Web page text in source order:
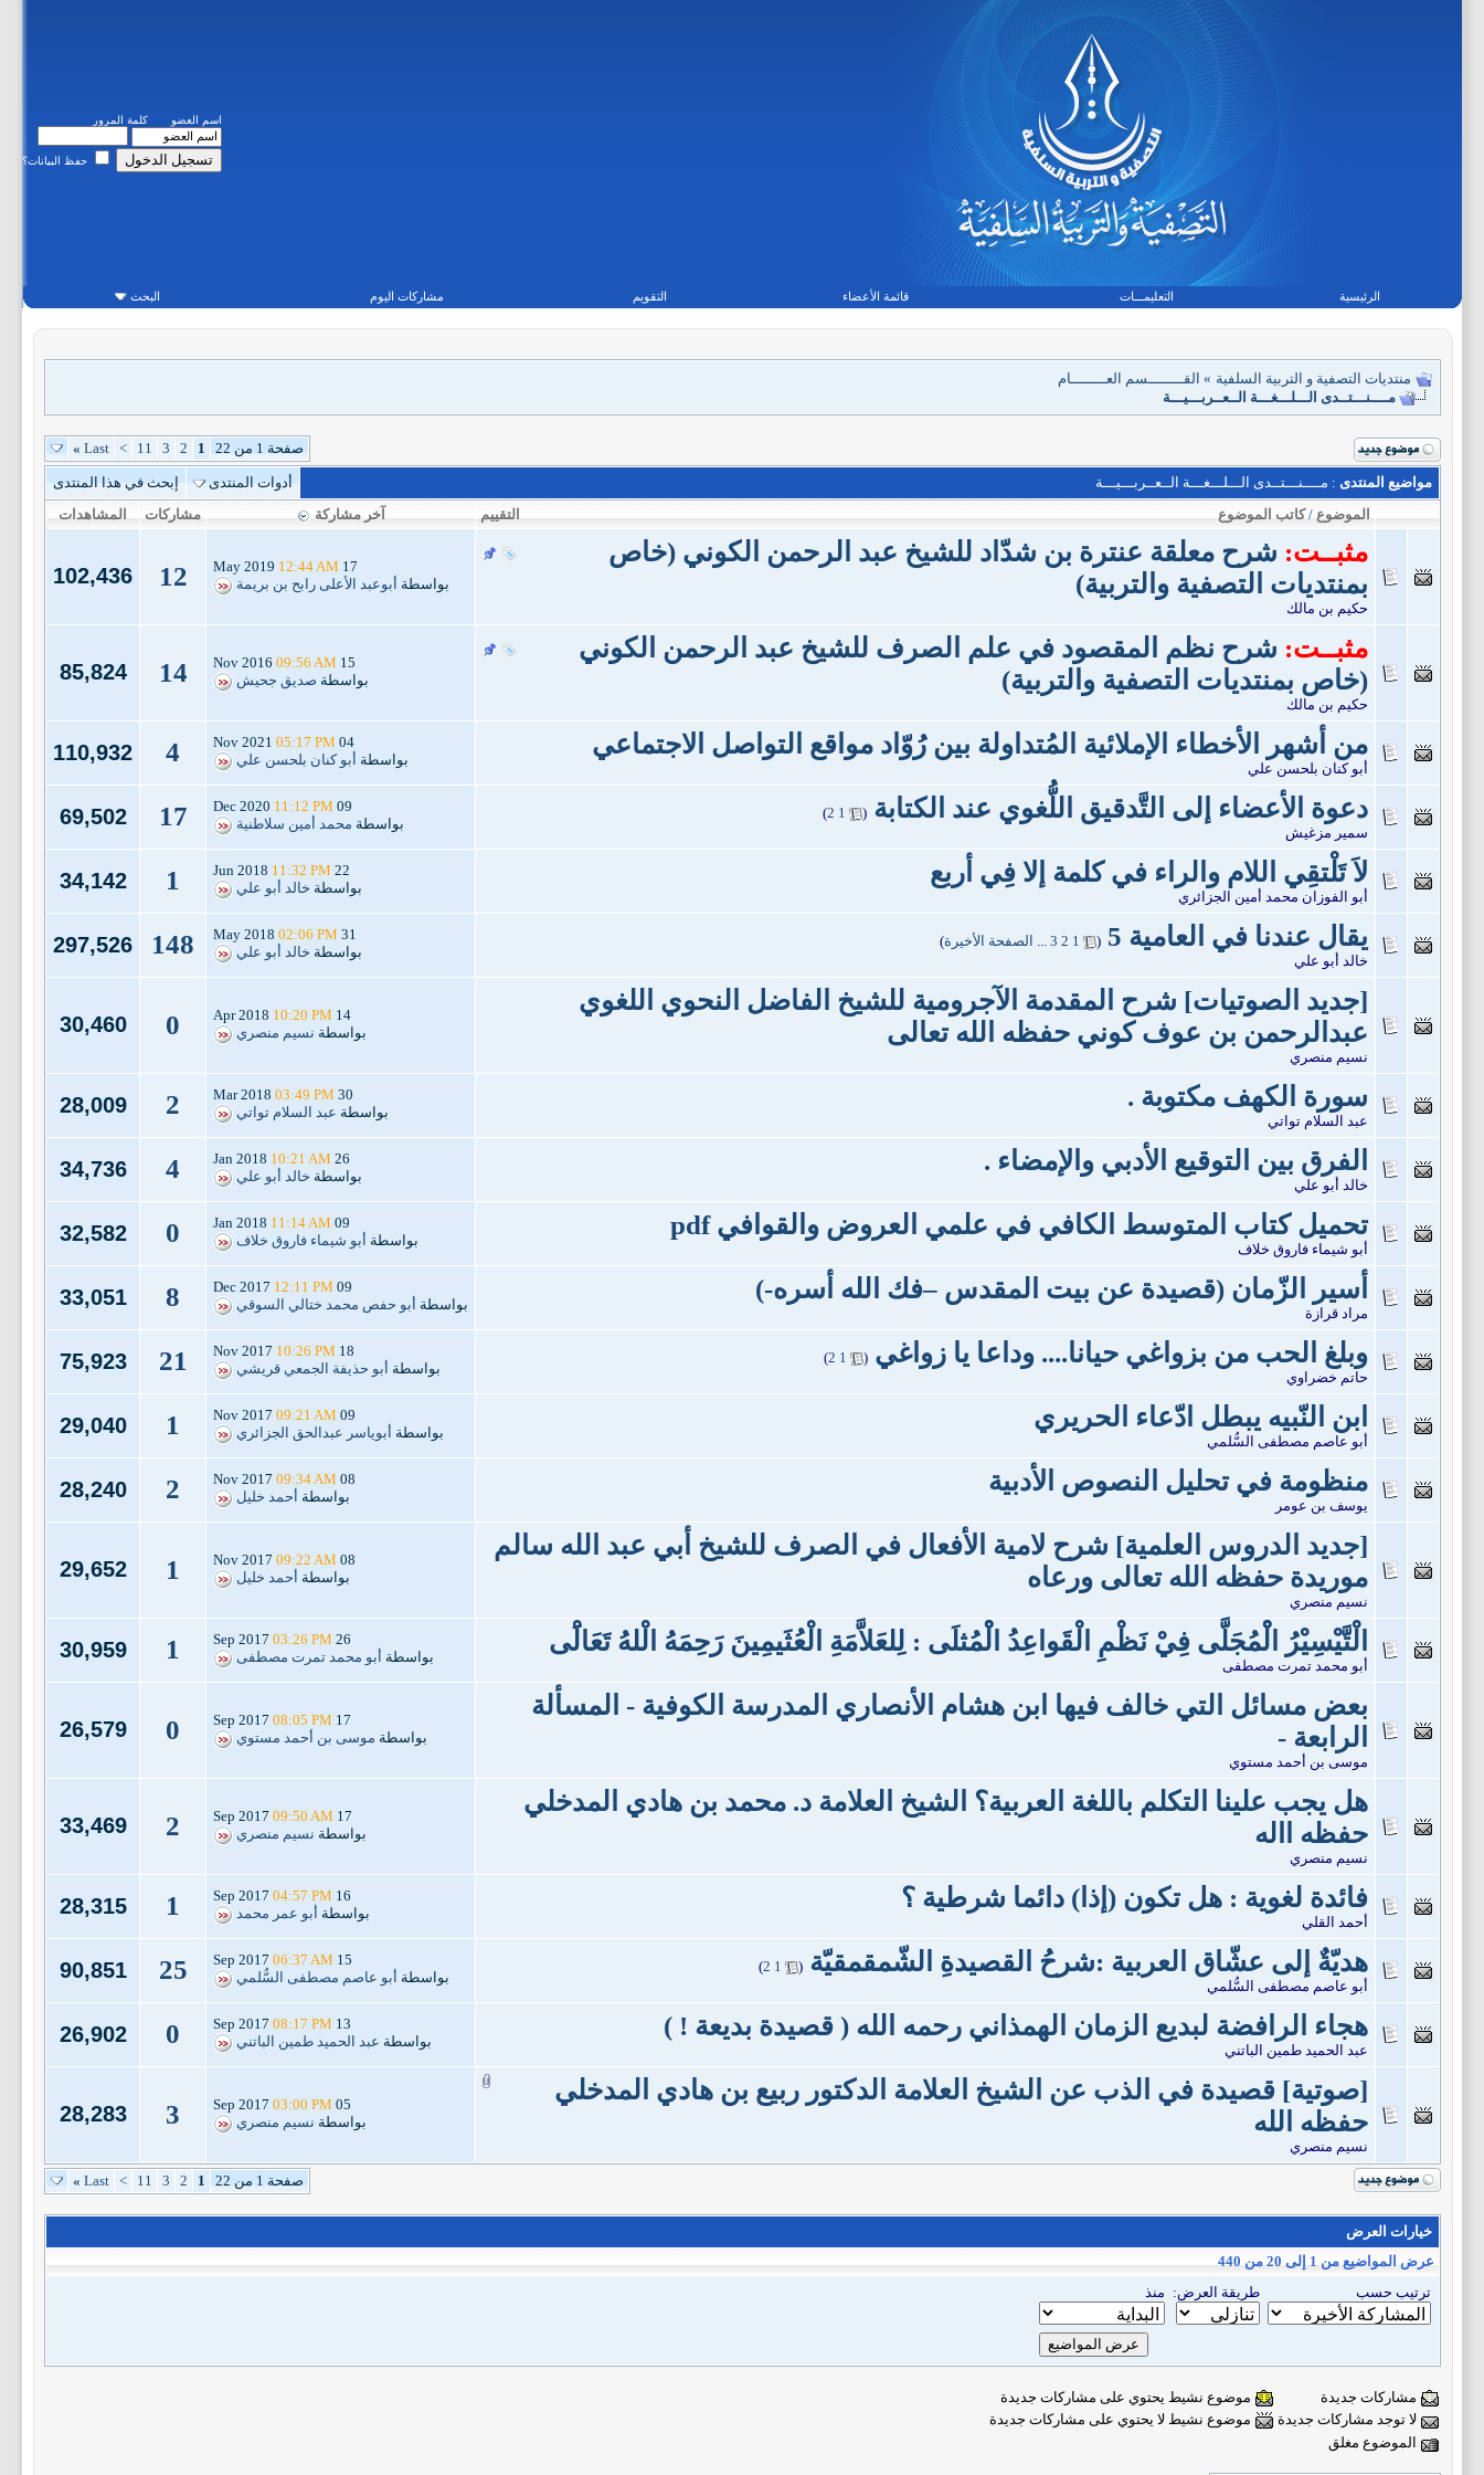
اسم العضو كلمة المرور
حفظ البيانات؟
الرئيسية التعليمـــات قائمة الأعضاء التقويم مشاركات اليوم البحث
منتديات التصفية و التربية السلفية » القــــــــسم العــــــــام
مــــنـــتــدى الـــلـــغـــة الــعــربـــيـــة
صفحة 1 من 22 1
2
3
11
>
Last
»
مواضيع المنتدى : مــــنـــتــدى الـــلـــغـــة الــعــربـــيـــة أدوات المنتدى
إبحث في هذا المنتدى
التقييم
الموضوع /كاتب الموضوع آخر مشاركة مشاركات المشاهدات
مثبــت: شرح معلقة عنترة بن شدّاد للشيخ عبد الرحمن الكوني (خاص
بمنتديات التصفية والتربية)
حكيم بن مالك
17 May 2019
12:44 AM
بواسطة أبوعبد الأعلى رابح بن بريمة 12
102,436
مثبــت: شرح نظم المقصود في علم الصرف للشيخ عبد الرحمن الكوني
(خاص بمنتديات التصفية والتربية)
حكيم بن مالك
15 Nov 2016
09:56 AM
بواسطة صديق جحيش 14
85,824
من أشهر الأخطاء الإملائية المُتداولة بين رُوّاد مواقع التواصل الاجتماعي
أبو كنان بلحسن علي
04 Nov 2021
05:17 PM
بواسطة أبو كنان بلحسن علي 4
110,932
دعوة الأعضاء إلى التَّدقيق اللُّغوي عند الكتابة (
1
2
)
سمير مزغيش
09 Dec 2020
11:12 PM
بواسطة محمد أمين سلاطنية 17
69,502
لاَ تَلْتقِي اللام والراء في كلمة إلا فِي أربع
أبو الفوزان محمد أمين الجزائري
22 Jun 2018
11:32 PM
بواسطة خالد أبو علي 1
34,142
يقال عندنا في العامية 5 (
1
2
3
... الصفحة الأخيرة)
خالد أبو علي
31 May 2018
02:06 PM
بواسطة خالد أبو علي 148
297,526
[جديد الصوتيات] شرح المقدمة الآجرومية للشيخ الفاضل النحوي اللغوي
عبدالرحمن بن عوف كوني حفظه الله تعالى
نسيم منصري
14 Apr 2018
10:20 PM
بواسطة نسيم منصري 0
30,460
سورة الكهف مكتوبة .
عبد السلام تواتي
30 Mar 2018
03:49 PM
بواسطة عبد السلام تواتي 2
28,009
الفرق بين التوقيع الأدبي والإمضاء .
خالد أبو علي
26 Jan 2018
10:21 AM
بواسطة خالد أبو علي 4
34,736
تحميل كتاب المتوسط الكافي في علمي العروض والقوافي pdf
أبو شيماء فاروق خلاف
09 Jan 2018
11:14 AM
بواسطة أبو شيماء فاروق خلاف 0
32,582
أسير الزّمان (قصيدة عن بيت المقدس –فك الله أسره-)
مراد قرازة
09 Dec 2017
12:11 PM
بواسطة أبو حفص محمد ختالي السوقي 8
33,051
وبلغ الحب من بزواغي حيانا.... وداعا يا زواغي (
1
2
)
حاتم خضراوي
18 Nov 2017
10:26 PM
بواسطة أبو حذيفة الجمعي قريشي 21
75,923
ابن النّبيه يبطل ادّعاء الحريري
أبو عاصم مصطفى السُّلمي
09 Nov 2017
09:21 AM
بواسطة أبوياسر عبدالحق الجزائري 1
29,040
منظومة في تحليل النصوص الأدبية
يوسف بن عومر
08 Nov 2017
09:34 AM
بواسطة أحمد خليل 2
28,240
[جديد الدروس العلمية] شرح لامية الأفعال في الصرف للشيخ أبي عبد الله سالم
موريدة حفظه الله تعالى ورعاه
نسيم منصري
08 Nov 2017
09:22 AM
بواسطة أحمد خليل 1
29,652
الْتَّيْسِيْرُ الْْمُجَلَّى فِيْ نَظْمِ الْقَواعِدُ الْْمُثلَى : لِلعَلاَّمَةِ الْعُثَيمِينَ رَحِمَهُ الْلهُ تَعَالَْى
أبو محمد تمرت مصطفى
26 Sep 2017
03:26 PM
بواسطة أبو محمد تمرت مصطفى 1
30,959
بعض مسائل التي خالف فيها ابن هشام الأنصاري المدرسة الكوفية - المسألة
الرابعة -
موسى بن أحمد مستوي
17 Sep 2017
08:05 PM
بواسطة موسى بن أحمد مستوي 0
26,579
هل يجب علينا التكلم باللغة العربية؟ الشيخ العلامة د. محمد بن هادي المدخلي
حفظه االه
نسيم منصري
17 Sep 2017
09:50 AM
بواسطة نسيم منصري 2
33,469
فائدة لغوية : هل تكون (إذا) دائما شرطية ؟
أحمد القلي
16 Sep 2017
04:57 PM
بواسطة أبو عمر محمد 1
28,315
هديّةٌ إلى عشّاق العربية :شرحُ القصيدةِ الشّمقمقيّة (
1
2
)
أبو عاصم مصطفى السُّلمي
15 Sep 2017
06:37 AM
بواسطة أبو عاصم مصطفى السُّلمي 25
90,851
هجاء الرافضة لبديع الزمان الهمذاني رحمه الله ( قصيدة بديعة ! )
عبد الحميد طمين الباتني
13 Sep 2017
08:17 PM
بواسطة عبد الحميد طمين الباتني 0
26,902
[صوتية] قصيدة في الذب عن الشيخ العلامة الدكتور ربيع بن هادي المدخلي
حفظه الله
نسيم منصري
05 Sep 2017
03:00 PM
بواسطة نسيم منصري 3
28,283
صفحة 1 من 22 1
2
3
11
>
Last
»
خيارات العرض
عرض المواضيع من 1 إلى 20 من 440
ترتيب حسب
طريقة العرض: منذ
مشاركات جديدة
موضوع نشيط يحتوي على مشاركات جديدة
لا توجد مشاركات جديدة
موضوع نشيط لا يحتوي على مشاركات جديدة
الموضوع مغلق